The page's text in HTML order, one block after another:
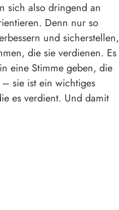
sich also dringend an
Denn nur so
und sicherstellen,
die sie verdienen. Es
eine Stimme geben, die
sie ist ein wichtiges
es verdient. Und damit